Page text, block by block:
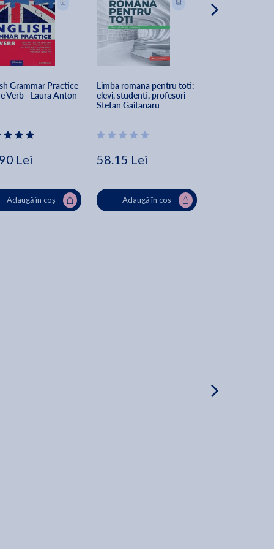
Grammar Practice
Verb - Laura Anton
Lei
Adaugă în coș
Limba romana pentru toti:
elevi, studenti, profesori -
Stefan Gaitanaru
58.15 Lei
Adaugă în coș